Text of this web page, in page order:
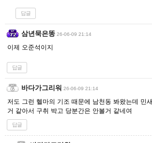
답글
삼년묵은똥 26-06-09 21:14
이제 오준석이지
답글
바다가그리워 26-06-09 21:14
저도 그런 헬마의 기조 때문에 남천동 봐왔는데 민
거 같아서 구취 박고 당분간은 안볼거 같네여
답글